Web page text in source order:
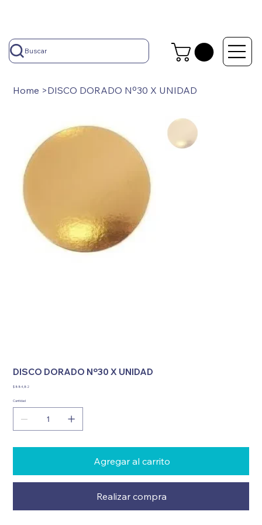
Buscar
Home >DISCO DORADO Nº30 X UNIDAD
DISCO DORADO Nº30 X UNIDAD
Precio
$ 884,82
Cantidad
Agregar al carrito
Realizar compra